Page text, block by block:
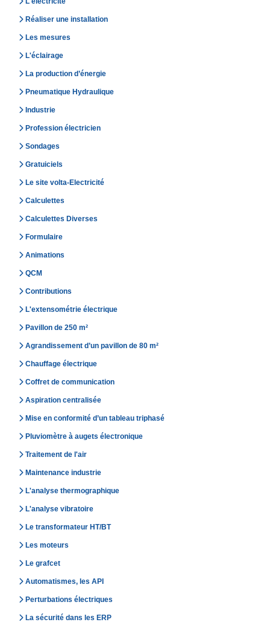
Réaliser une installation
Les mesures
L'éclairage
La production d’énergie
Pneumatique Hydraulique
Industrie
Profession électricien
Sondages
Gratuiciels
Le site volta-Electricité
Calculettes
Calculettes Diverses
Formulaire
Animations
QCM
Contributions
L'extensométrie électrique
Pavillon de 250 m²
Agrandissement d’un pavillon de 80 m²
Chauffage électrique
Coffret de communication
Aspiration centralisée
Mise en conformité d’un tableau triphasé
Pluviomètre à augets électronique
Traitement de l'air
Maintenance industrie
L'analyse thermographique
L'analyse vibratoire
Le transformateur HT/BT
Les moteurs
Le grafcet
Automatismes, les API
Perturbations électriques
La sécurité dans les ERP